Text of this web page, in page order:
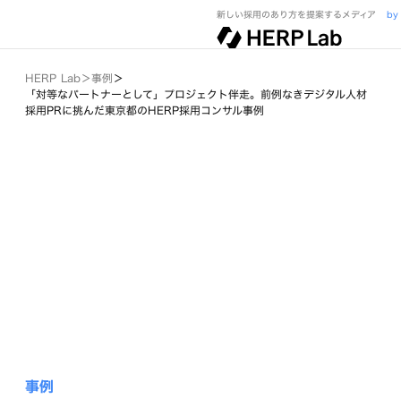
新しい採用のあり方を提案するメディア by
HERP Lab＞事例＞
「対等なパートナーとして」プロジェクト伴走。前例なきデジタル人材
採用PRに挑んだ東京都のHERP採用コンサル事例
事例